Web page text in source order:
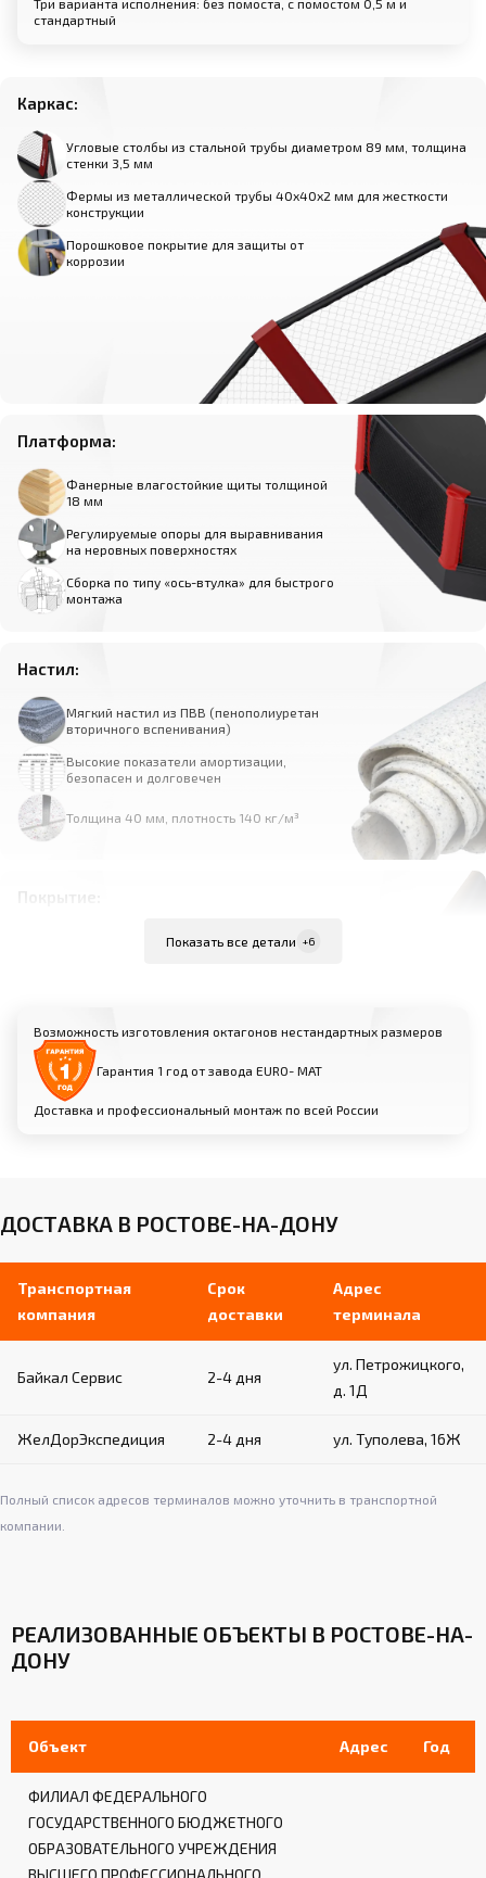
Три варианта исполнения: без помоста, с помостом 0,5 м и
стандартный
Каркас:
Угловые столбы из стальной трубы диаметром 89 мм, толщина
стенки 3,5 мм
Фермы из металлической трубы 40х40х2 мм для жесткости
конструкции
Порошковое покрытие для защиты от
коррозии
Платформа:
Фанерные влагостойкие щиты толщиной
18 мм
Регулируемые опоры для выравнивания
на неровных поверхностях
Сборка по типу «ось-втулка» для быстрого
монтажа
Настил:
Мягкий настил из ПВВ (пенополиуретан
вторичного вспенивания)
Высокие показатели амортизации,
безопасен и долговечен
Толщина 40 мм, плотность 140 кг/м³
Армированная не бликующая ткань ПВХ
Система натяжки через люверсы для
идеально ровной поверхности
Профессиональная сетка в ПВХ оплетке 4 мм,
ячея 50 мм
Мягкая защита из НПЭ и изолона в
Крепление на всю высоту угловых столбов с
столкновениях
Втулки из полиуретана в узлах каркаса
Снижает шум и вибрацию, увеличивает
Дверь:
Одна из восьми секций оснащена дверью с
запором
Показать все детали +6
Возможность изготовления октагонов нестандартных размеров
Гарантия 1 год от завода EURO- МАТ
Доставка и профессиональный монтаж по всей России
ДОСТАВКА В РОСТОВЕ-НА-ДОНУ
Транспортная
компания
Срок
доставки
Адрес
терминала
Байкал Сервис 2-4 дня
ул. Петрожицкого,
д. 1Д
ЖелДорЭкспедиция 2-4 дня ул. Туполева, 16Ж
Полный список адресов терминалов можно уточнить в транспортной
компании.
РЕАЛИЗОВАННЫЕ ОБЪЕКТЫ В РОСТОВЕ-НА-
ДОНУ
Объект Адрес Год
ФИЛИАЛ ФЕДЕРАЛЬНОГО
ГОСУДАРСТВЕННОГО БЮДЖЕТНОГО
ОБРАЗОВАТЕЛЬНОГО УЧРЕЖДЕНИЯ
ВЫСШЕГО ПРОФЕССИОНАЛЬНОГО